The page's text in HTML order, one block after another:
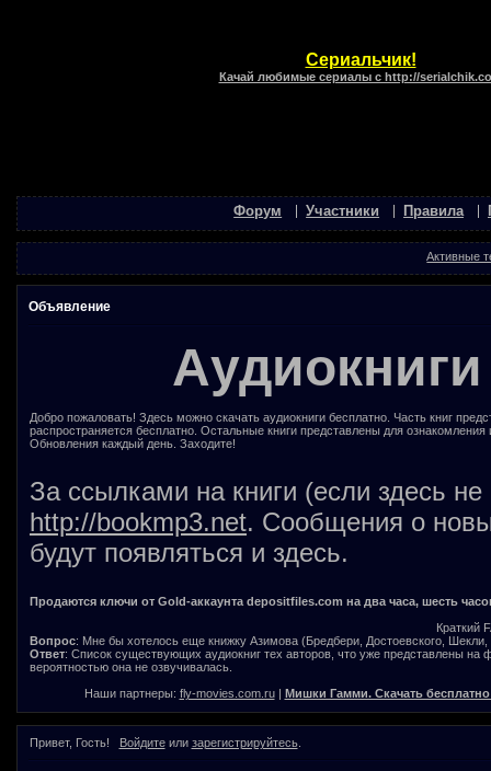
Сериальчик!
Качай любимые сериалы с http://
Форум Участники Правила
Активные
Объявление
Добро пожаловать! Здесь можно скачать аудиокниги бесплатно. Часть книг
распространяется бесплатно. Остальные книги представлены для
Обновления каждый день. Заходите!
За ссылками на книги (если здесь
http://bookmp3.net. Сообщения о
будут появляться и здесь.
Продаются ключи от Gold-аккаунта depositfiles.com на два часа, шесть
Краткий
Вопрос: Мне бы хотелось еще книжку Азимова (Бредбери, Достоевского, Шекли,
Ответ: Список существующих аудиокниг тех авторов, что уже представлены на
вероятностью она не озвучивалась.
Наши партнеры: fly-movies.com.ru| Мишки Гамми. Скачать
Привет, Гость! Войдитеили зарегистрируйтесь.